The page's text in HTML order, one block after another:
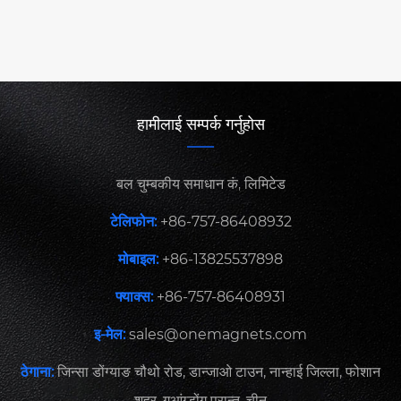
हामीलाई सम्पर्क गर्नुहोस
बल चुम्बकीय समाधान कं, लिमिटेड
टेलिफोन:+86-757-86408932
मोबाइल: +86-13825537898
फ्याक्स: +86-757-86408931
इ-मेल:sales@onemagnets.com
ठेगाना:जिन्सा डोंग्याङ चौथो रोड, डान्जाओ टाउन, नान्हाई जिल्ला, फोशान